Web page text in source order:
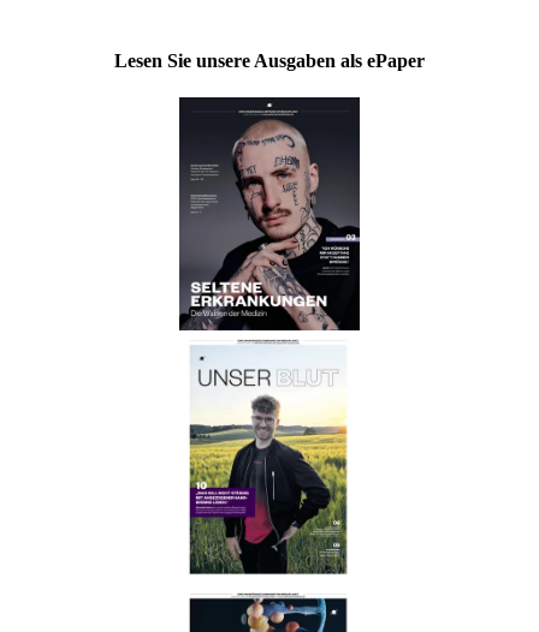
Lesen Sie unsere Ausgaben als ePaper